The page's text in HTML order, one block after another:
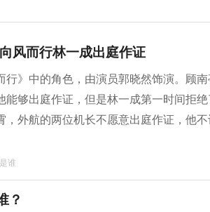
风而行林一成出庭作证
行》中的角色，由演员郭晓然饰演。顾
能够出庭作证，但是林一成第一时间拒
，外航的两位机长不愿意出庭作证，他
谁
？